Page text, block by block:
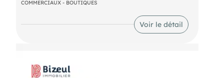
DPE En cours
COMMERCIAUX - BOUTIQUES
Voir le détail